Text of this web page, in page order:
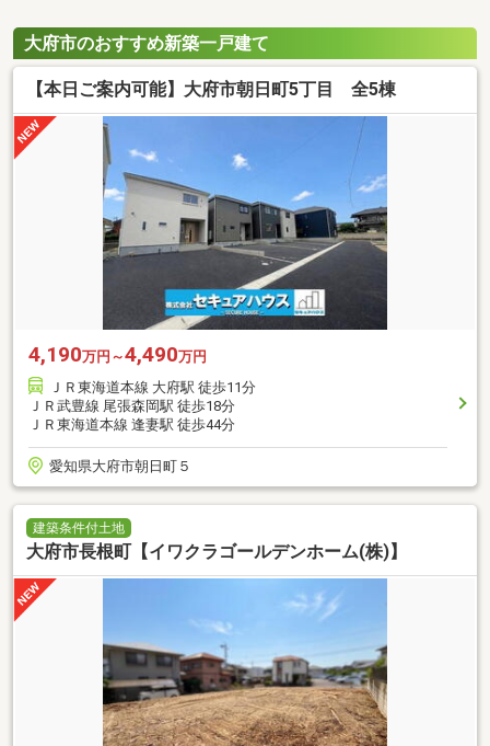
大府市のおすすめ新築一戸建て
【本日ご案内可能】大府市朝日町5丁目 全5棟
4,190万円～4,490万円
ＪＲ東海道本線 大府駅 徒歩11分
ＪＲ武豊線 尾張森岡駅 徒歩18分
ＪＲ東海道本線 逢妻駅 徒歩44分
愛知県大府市朝日町５
建築条件付土地
大府市長根町【イワクラゴールデンホーム(株)】